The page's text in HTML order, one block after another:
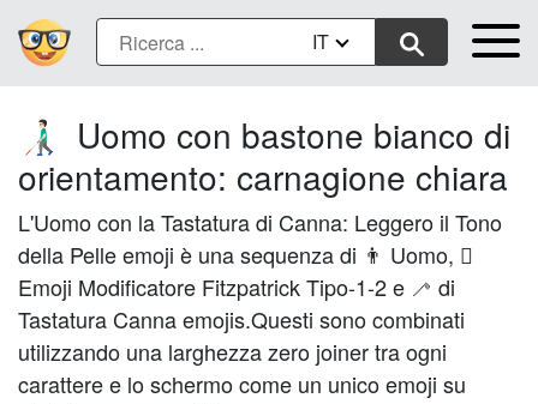
IT
👨🏻‍🦯
Uomo con bastone bianco di
orientamento: carnagione chiara
L'Uomo con la Tastatura di Canna: Leggero il Tono
della Pelle emoji è una sequenza di 👨 Uomo, 🏻
Emoji Modificatore Fitzpatrick Tipo-1-2 e 🦯 di
Tastatura Canna emojis.Questi sono combinati
utilizzando una larghezza zero joiner tra ogni
carattere e lo schermo come un unico emoji su